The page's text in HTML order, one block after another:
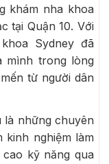
khám nha khoa
tại Quận 10. Với
Sydney đã
mình trong lòng
từ người dân
là những chuyên
nghiệm làm
kỹ năng qua